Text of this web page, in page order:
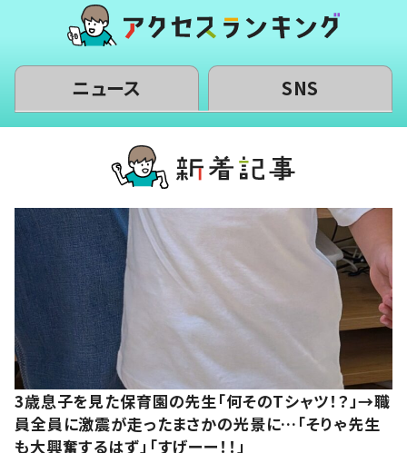
ニュース SNS
3歳息子を見た保育園の先生「何そのTシャツ！？」→職
員全員に激震が走ったまさかの光景に…「そりゃ先生
も大興奮するはず」「すげーー！！」